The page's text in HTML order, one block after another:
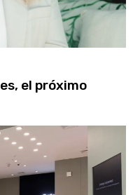
el próximo